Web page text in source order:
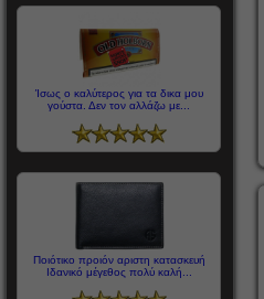
Ίσως ο καλύτερος για τα δικα μου
γούστα. Δεν τον αλλάζω με...
Ποιότικο προιόν αριστη κατασκευή
Ιδανικό μέγεθος πολύ καλή...